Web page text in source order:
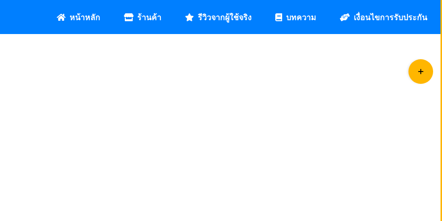
หน้าหลัก ร้านค้า รีวิวจากผู้ใช้จริง บทความ เงื่อนไขการรับประกัน
Toggle
Sliding
Bar